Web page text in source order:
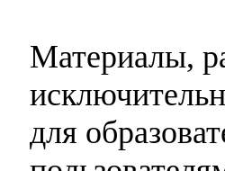
Материалы,
для